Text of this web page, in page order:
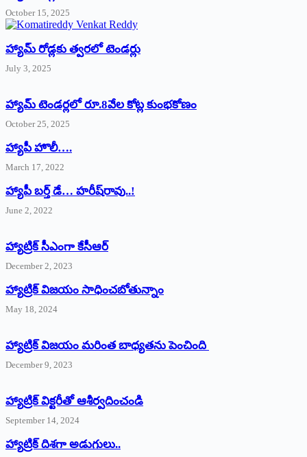
October 15, 2025
హ్యామ్‌ రోడ్లకు త్వరలో టెండర్లు
July 3, 2025
హ్యామ్‌ ‌టెండర్లలో రూ.8వేల కోట్ల కుంభకోణం
October 25, 2025
హ్యాపీ హొలీ….
March 17, 2022
హ్యాపీ బర్త్ ‌డే… హరీష్‌రావు..!
June 2, 2022
హ్యాట్రిక్‌ ‌సీఎంగా కేసీఆర్‌
December 2, 2023
హ్యాట్రిక్‌ విజయం సాధించబోతున్నాం
May 18, 2024
హ్యాట్రిక్ విజయం మరింత బాధ్యతను పెంచింది
December 9, 2023
హ్యాట్రిక్‌ ‌విక్టరీతో ఆశీర్వదించండి
September 14, 2024
‌హ్యాట్రిక్‌ ‌దిశగా అడుగులు..